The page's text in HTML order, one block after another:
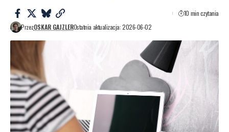
PrzezOSKAR GAJZLEROstatnia aktualizacja: 2026-06-02
10 min czytania